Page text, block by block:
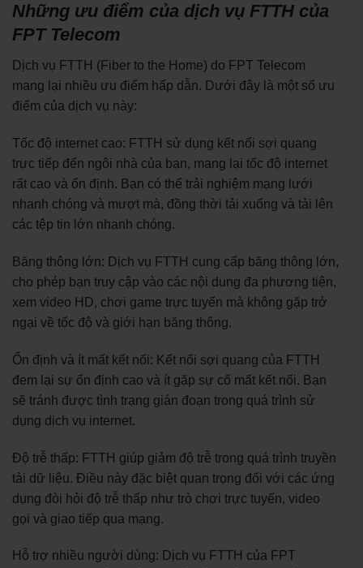
Những ưu điểm của dịch vụ FTTH của
FPT Telecom
Dịch vụ FTTH (Fiber to the Home) do FPT Telecom
mang lại nhiều ưu điểm hấp dẫn. Dưới đây là một số ưu
điểm của dịch vụ này:
Tốc độ internet cao: FTTH sử dụng kết nối sợi quang
trực tiếp đến ngôi nhà của bạn, mang lại tốc độ internet
rất cao và ổn định. Bạn có thể trải nghiệm mạng lưới
nhanh chóng và mượt mà, đồng thời tải xuống và tải lên
các tệp tin lớn nhanh chóng.
Băng thông lớn: Dịch vụ FTTH cung cấp băng thông lớn,
cho phép bạn truy cập vào các nội dung đa phương tiện,
xem video HD, chơi game trực tuyến mà không gặp trở
ngại về tốc độ và giới hạn băng thông.
Ổn định và ít mất kết nối: Kết nối sợi quang của FTTH
đem lại sự ổn định cao và ít gặp sự cố mất kết nối. Bạn
sẽ tránh được tình trạng gián đoạn trong quá trình sử
dụng dịch vụ internet.
Độ trễ thấp: FTTH giúp giảm độ trễ trong quá trình truyền
tải dữ liệu. Điều này đặc biệt quan trọng đối với các ứng
dụng đòi hỏi độ trễ thấp như trò chơi trực tuyến, video
gọi và giao tiếp qua mạng.
Hỗ trợ nhiều người dùng: Dịch vụ FTTH của FPT